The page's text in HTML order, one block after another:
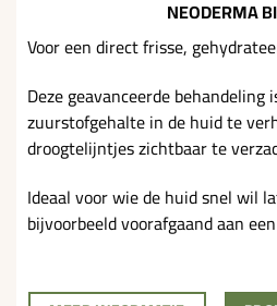
NEODERMA
Voor een direct frisse,
Deze geavanceerde
zuurstofgehalte in de huid te
droogtelijntjes zichtbaar te
Ideaal voor wie de huid snel wil
bijvoorbeeld voorafgaand aan